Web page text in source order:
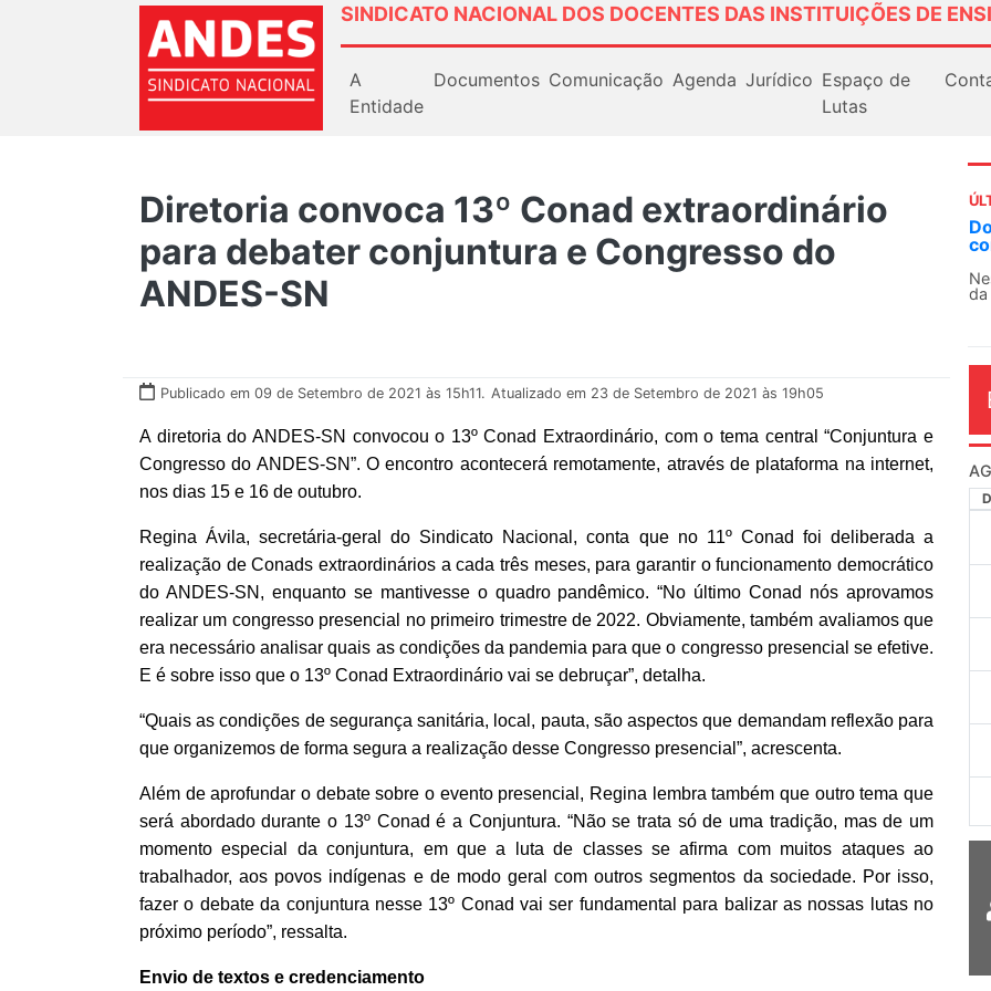
SINDICATO NACIONAL DOS DOCENTES DAS INSTITUIÇÕES DE
A
Entidade
Documentos Comunicação Agenda Jurídico Espaço de
Lutas
Diretoria convoca 13º Conad extraordinário
para debater conjuntura e Congresso do
ANDES-SN
Publicado em 09 de Setembro de 2021 às 15h11. Atualizado em 23 de Setembro de 2021 às 19h05
A diretoria do ANDES-SN convocou o 13º Conad Extraordinário, com o tema central “Conjuntura e
Congresso do ANDES-SN”. O encontro acontecerá remotamente, através de plataforma na internet,
nos dias 15 e 16 de outubro.
Regina Ávila, secretária-geral do Sindicato Nacional, conta que no 11º Conad foi deliberada a
realização de Conads extraordinários a cada três meses, para garantir o funcionamento democrático
do ANDES-SN, enquanto se mantivesse o quadro pandêmico. “No último Conad nós aprovamos
realizar um congresso presencial no primeiro trimestre de 2022. Obviamente, também avaliamos que
era necessário analisar quais as condições da pandemia para que o congresso presencial se efetive.
E é sobre isso que o 13º Conad Extraordinário vai se debruçar”, detalha.
“Quais as condições de segurança sanitária, local, pauta, são aspectos que demandam reflexão para
que organizemos de forma segura a realização desse Congresso presencial”, acrescenta.
Além de aprofundar o debate sobre o evento presencial, Regina lembra também que outro tema que
será abordado durante o 13º Conad é a Conjuntura. “Não se trata só de uma tradição, mas de um
momento especial da conjuntura, em que a luta de classes se afirma com muitos ataques ao
trabalhador, aos povos indígenas e de modo geral com outros segmentos da sociedade. Por isso,
fazer o debate da conjuntura nesse 13º Conad vai ser fundamental para balizar as nossas lutas no
próximo período”, ressalta.
Envio de textos e credenciamento
O